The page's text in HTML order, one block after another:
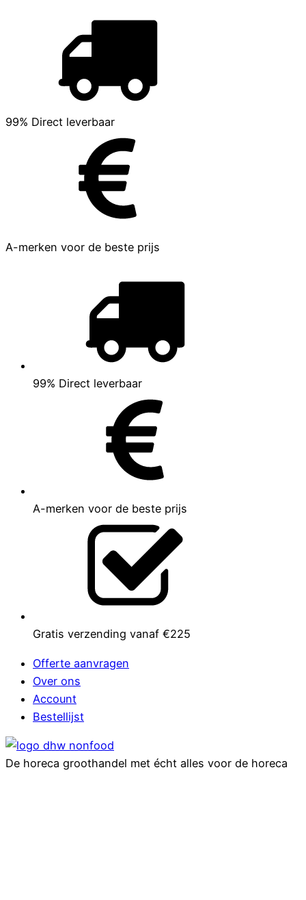
99% Direct leverbaar
A-merken voor de beste prijs
99% Direct leverbaar
A-merken voor de beste prijs
Gratis verzending vanaf €225
Offerte aanvragen
Over ons
Account
Bestellijst
De horeca groothandel met écht alles voor de horeca